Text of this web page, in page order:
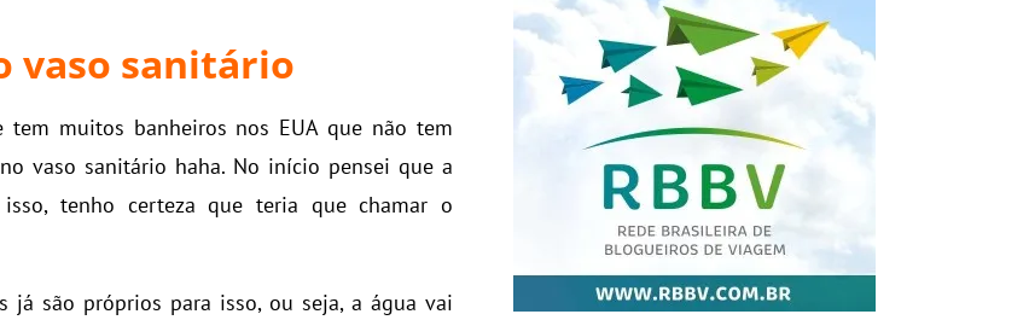
vaso sanitário
muitos banheiros nos EUA que não tem
vaso sanitário haha. No início pensei que a
tenho certeza que teria que chamar o
já são próprios para isso, ou seja, a água vai